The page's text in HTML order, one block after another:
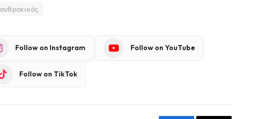
Follow on Instagram Follow on YouTube
Follow on TikTok